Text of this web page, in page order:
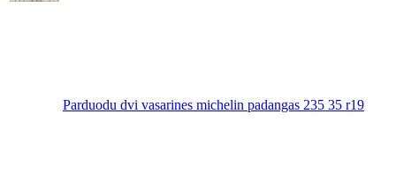
Parduodu dvi vasarines michelin padangas 235 35 r19